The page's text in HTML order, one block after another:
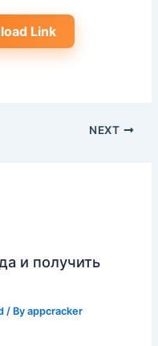
Link
NEXT
и получить
/ Byappcracker